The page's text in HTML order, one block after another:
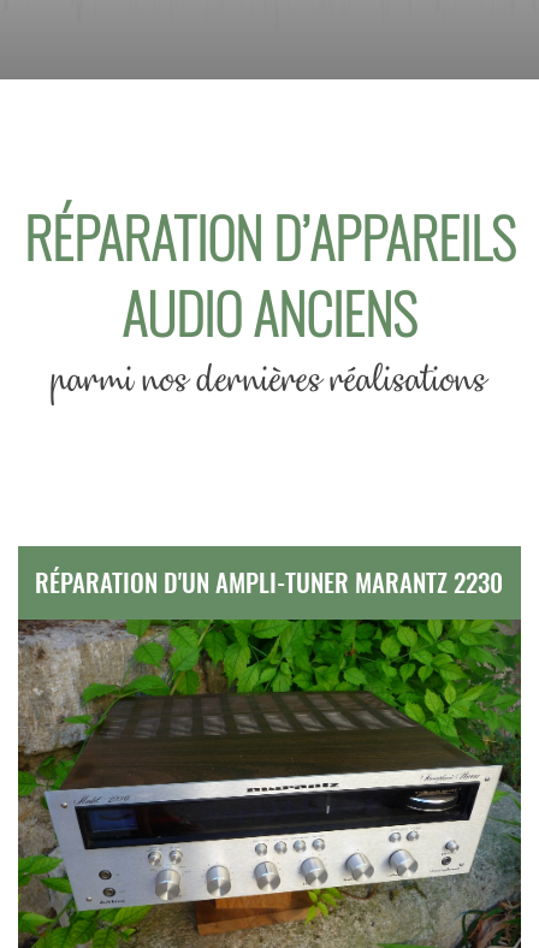
RÉPARATION D’APPAREILS
AUDIO ANCIENS
parmi nos dernières réalisations
RÉPARATION D'UN AMPLI-TUNER MARANTZ 2230